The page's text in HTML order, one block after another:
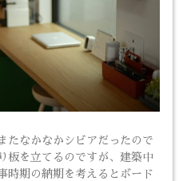
たなかなかシビアだったので
板を立てるのですが、建築中
時期の納期を考えるとボード